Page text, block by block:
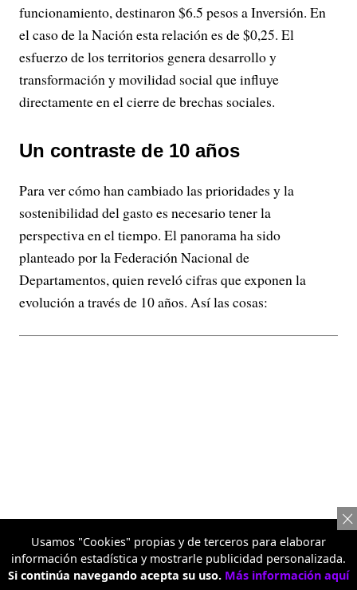
funcionamiento, destinaron $6.5 pesos a Inversión. En
el caso de la Nación esta relación es de $0,25. El
esfuerzo de los territorios genera desarrollo y
transformación y movilidad social que influye
directamente en el cierre de brechas sociales.
Un contraste de 10 años
Para ver cómo han cambiado las prioridades y la
sostenibilidad del gasto es necesario tener la
perspectiva en el tiempo. El panorama ha sido
planteado por la Federación Nacional de
Departamentos, quien reveló cifras que exponen la
evolución a través de 10 años. Así las cosas:
Usamos "Cookies" propias y de terceros para elaborar
información estadística y mostrarle publicidad personalizada.
Si continúa navegando acepta su uso. Más información aquí